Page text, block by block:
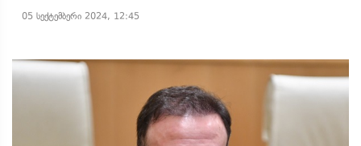
05 სექტემბერი 2024, 12:45